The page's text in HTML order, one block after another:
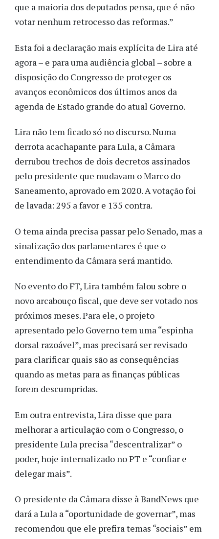
que a maioria dos deputados pensa, que é não
votar nenhum retrocesso das reformas.”
Esta foi a declaração mais explícita de Lira até
agora – e para uma audiência global – sobre a
disposição do Congresso de proteger os
avanços econômicos dos últimos anos da
agenda de Estado grande do atual Governo.
Lira não tem ficado só no discurso. Numa
derrota acachapante para Lula, a Câmara
derrubou trechos de dois decretos assinados
pelo presidente que mudavam o Marco do
Saneamento, aprovado em 2020. A votação foi
de lavada: 295 a favor e 135 contra.
O tema ainda precisa passar pelo Senado, mas a
sinalização dos parlamentares é que o
entendimento da Câmara será mantido.
No evento do FT, Lira também falou sobre o
novo arcabouço fiscal, que deve ser votado nos
próximos meses. Para ele, o projeto
apresentado pelo Governo tem uma “espinha
dorsal razoável”, mas precisará ser revisado
para clarificar quais são as consequências
quando as metas para as finanças públicas
forem descumpridas.
Em outra entrevista, Lira disse que para
melhorar a articulação com o Congresso, o
presidente Lula precisa “descentralizar” o
poder, hoje internalizado no PT e “confiar e
delegar mais”.
O presidente da Câmara disse à BandNews que
dará a Lula a “oportunidade de governar”, mas
recomendou que ele prefira temas “sociais” em